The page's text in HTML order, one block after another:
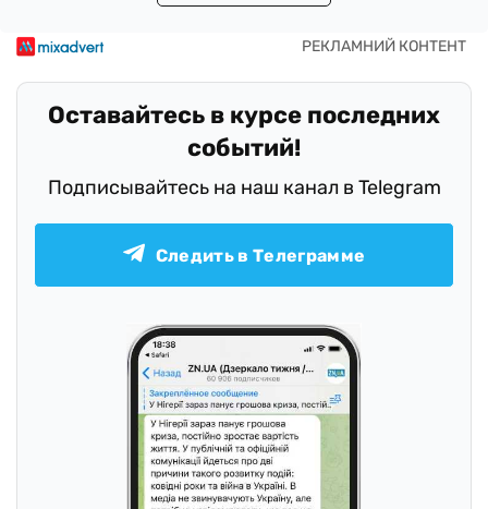
Оставайтесь в курсе последних
событий!
Подписывайтесь на наш канал в Telegram
Следить в Телеграмме